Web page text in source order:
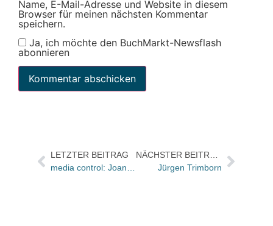
Name, E-Mail-Adresse und Website in diesem
Browser für meinen nächsten Kommentar
speichern.
Ja, ich möchte den BuchMarkt-Newsflash
abonnieren
LETZTER BEITRAG
media control: Joanne K. Rowling neue Nummer eins der Buch-Charts
NÄCHSTER BEITRAG
Jürgen Trimborn